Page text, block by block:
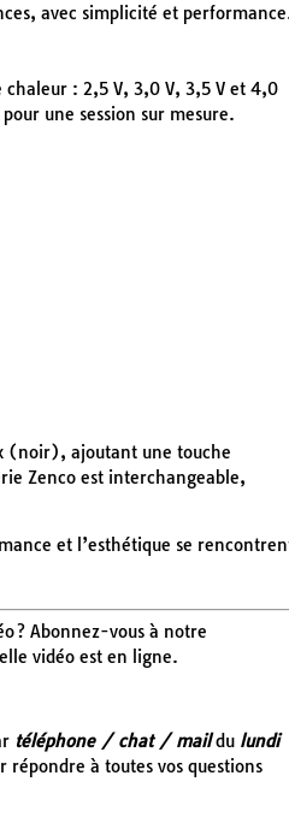
avec simplicité et
chaleur : 2,5 V, 3,0 V, 3,5 V et 4,0
une session sur mesure.
(noir), ajoutant une touche
Zenco est interchangeable,
et l’esthétique se
? Abonnez-vous à notre
vidéo est en ligne.
téléphone / chat / maildu lundi
à toutes vos questions